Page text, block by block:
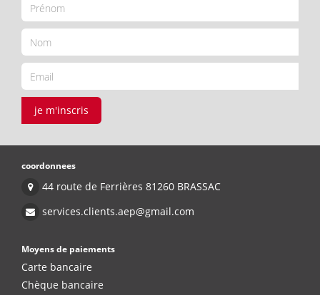
je m'inscris
coordonnees
44 route de Ferrières 81260 BRASSAC
services.clients.aep@gmail.com
Moyens de paiements
Carte bancaire
Chèque bancaire